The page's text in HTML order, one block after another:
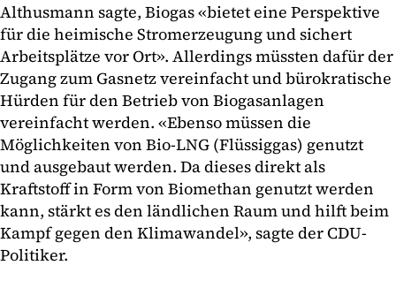
Althusmann sagte, Biogas «bietet eine Perspektive
für die heimische Stromerzeugung und sichert
Arbeitsplätze vor Ort». Allerdings müssten dafür der
Zugang zum Gasnetz vereinfacht und bürokratische
Hürden für den Betrieb von Biogasanlagen
vereinfacht werden. «Ebenso müssen die
Möglichkeiten von Bio-LNG (Flüssiggas) genutzt
und ausgebaut werden. Da dieses direkt als
Kraftstoff in Form von Biomethan genutzt werden
kann, stärkt es den ländlichen Raum und hilft beim
Kampf gegen den Klimawandel», sagte der CDU-
Politiker.